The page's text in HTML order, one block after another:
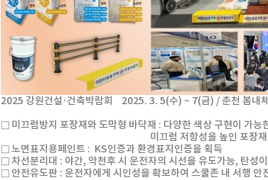
2025 강원건설·건축박람회 2025. 3. 5(수) ~ 7(금) / 춘천 봄내
□ 미끄럼방지 포장재와 도막형 바닥재 : 다양한 색상 구현이 가
미끄럼 저항성을 높인 포장재로 부착성, 내
□ 노면표지용페인트 : KS인증과 환경표지인증을 획득
□ 차선분리대 : 야간, 악천후 시 운전자의 시선을 유도가능, 탄성
□ 안전유도판 : 운전자에게 시인성을 확보하여 스쿨존 내 서행 안